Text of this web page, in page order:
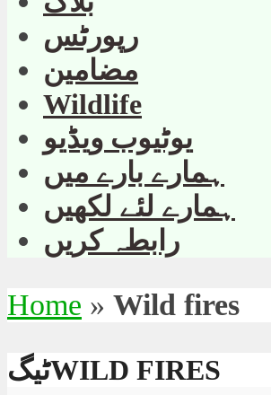
رپورٹس
مضامین
Wildlife
یوٹیوب ویڈیو
ہمارے بارے میں
ہمارے لئے لکھیں
رابطہ کریں
Home » Wild fires
ٹیگWILD FIRES